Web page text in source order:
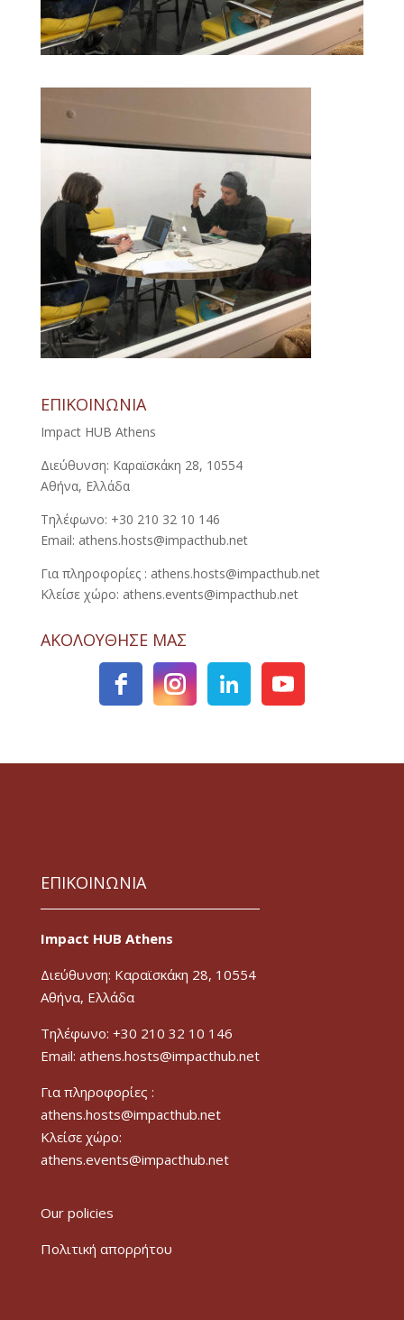
ΕΠΙΚΟΙΝΩΝΙΑ
Impact HUB Athens
Διεύθυνση: Καραϊσκάκη 28, 10554
Αθήνα, Ελλάδα
Τηλέφωνο: +30 210 32 10 146
Email: athens.hosts@impacthub.net
Για πληροφορίες : athens.hosts@impacthub.net
Κλείσε χώρο: athens.events@impacthub.net
ΑΚΟΛΟΥΘΗΣΕ ΜΑΣ
ΕΠΙΚΟΙΝΩΝΙΑ
Impact HUB Athens
Διεύθυνση: Καραϊσκάκη 28, 10554
Αθήνα, Ελλάδα
Τηλέφωνο: +30 210 32 10 146
Email: athens.hosts@impacthub.net
Για πληροφορίες :
athens.hosts@impacthub.net
Κλείσε χώρο:
athens.events@impacthub.net
Our policies
Πολιτική απορρήτου